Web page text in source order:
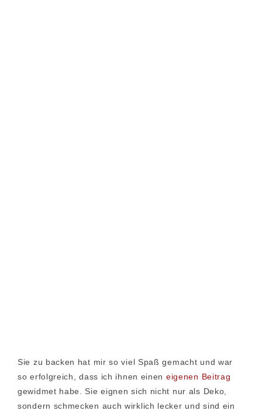
Sie zu backen hat mir so viel Spaß gemacht und war
so erfolgreich, dass ich ihnen einen eigenen Beitrag
gewidmet habe. Sie eignen sich nicht nur als Deko,
sondern schmecken auch wirklich lecker und sind ein